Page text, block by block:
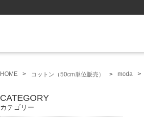
HOME コットン（50cm単位販売） moda
CATEGORY
カテゴリー